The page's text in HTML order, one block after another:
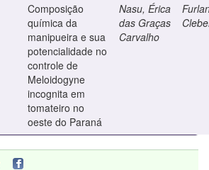
Composição
química da
manipueira e sua
potencialidade no
controle de
Meloidogyne
incognita em
tomateiro no
oeste do Paraná
Nasu, Érica
das Graças
Carvalho